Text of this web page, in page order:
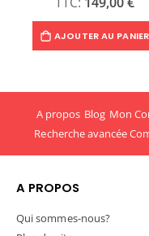
AJOUTER AU PANIER
A propos Blog Mon
Recherche avancée
A PROPOS
Qui sommes-nous?